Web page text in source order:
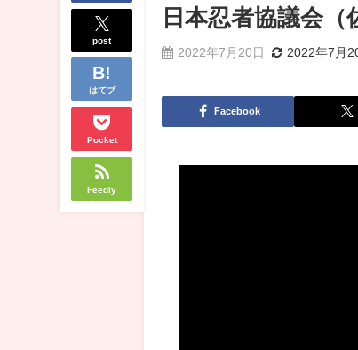
post
はてブ
Pocket
Feedly
日本忍者協議会（
2022年7月20日 2022年7月
Facebook